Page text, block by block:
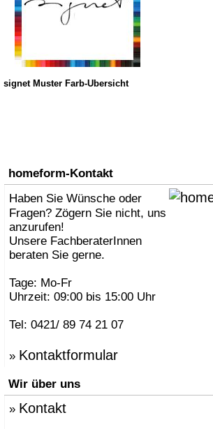
signet Muster Farb-Übersicht
homeform-Kontakt
Haben Sie Wünsche oder
Fragen? Zögern Sie nicht, uns
anzurufen!
Unsere FachberaterInnen
beraten Sie gerne.
Tage: Mo-Fr
Uhrzeit: 09:00 bis 15:00 Uhr
Tel: 0421/ 89 74 21 07
» Kontaktformular
Wir über uns
» Kontakt